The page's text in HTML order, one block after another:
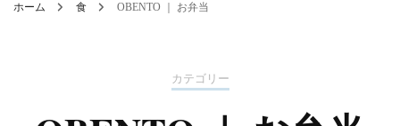
ホーム 食 OBENTO ｜ お弁当
カテゴリー